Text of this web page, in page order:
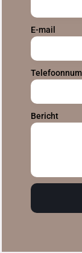
E-mail
Bericht